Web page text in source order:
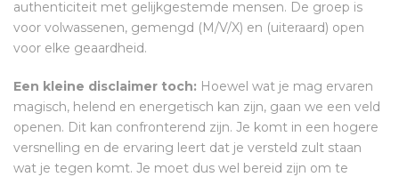
authenticiteit met gelijkgestemde mensen. De groep is
voor volwassenen, gemengd (M/V/X) en (uiteraard) open
voor elke geaardheid.
Een kleine disclaimer toch: Hoewel wat je mag ervaren
magisch, helend en energetisch kan zijn, gaan we een veld
openen. Dit kan confronterend zijn. Je komt in een hogere
versnelling en de ervaring leert dat je versteld zult staan
wat je tegen komt. Je moet dus wel bereid zijn om te